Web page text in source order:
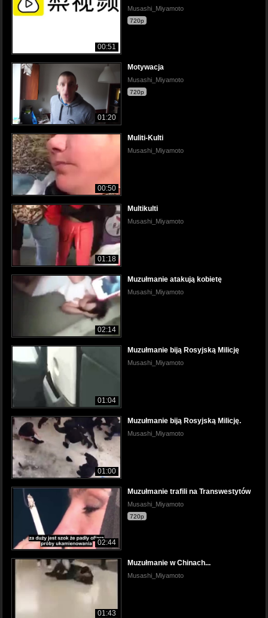
00:51
Musashi_Miyamoto
720p
01:20
Motywacja
Musashi_Miyamoto
720p
00:50
Muliti-Kulti
Musashi_Miyamoto
01:18
Multikulti
Musashi_Miyamoto
02:14
Muzułmanie atakują kobietę
Musashi_Miyamoto
01:04
Muzułmanie biją Rosyjską Milicję
Musashi_Miyamoto
01:00
Muzułmanie biją Rosyjską Milicję.
Musashi_Miyamoto
02:44
Muzułmanie trafili na Transwestytów
Musashi_Miyamoto
720p
01:43
Muzułmanie w Chinach...
Musashi_Miyamoto